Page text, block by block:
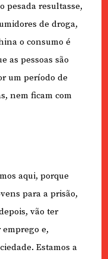
pesada resultasse,
de droga,
o consumo é
as pessoas são
um período de
nem ficam com
aqui, porque
para a prisão,
vão ter
e,
Estamos a